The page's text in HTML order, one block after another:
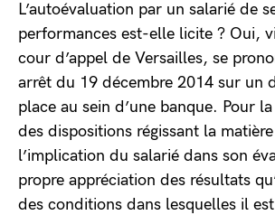
L’autoévaluation par un salarié de
performances est-elle licite ? Oui,
cour d’appel de Versailles, se
arrêt du 19 décembre 2014 sur un
place au sein d’une banque. Pour
des dispositions régissant la
l’implication du salarié dans son
propre appréciation des résultats
des conditions dans lesquelles il